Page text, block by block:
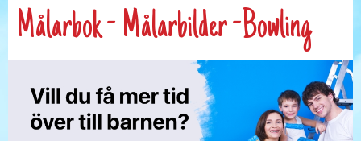
Målarbok - Målarbilder -Bowling